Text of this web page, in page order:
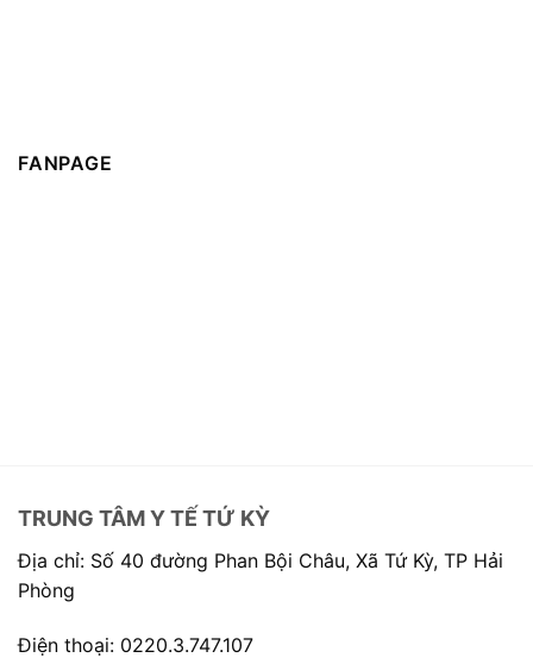
FANPAGE
TRUNG TÂM Y TẾ TỨ KỲ
Địa chỉ: Số 40 đường Phan Bội Châu, Xã Tứ Kỳ, TP Hải
Phòng
Điện thoại: 0220.3.747.107